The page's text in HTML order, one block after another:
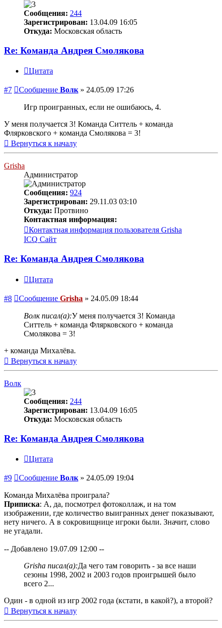
Сообщения: 244
Зарегистрирован: 13.04.09 16:05
Откуда: Московская область
Re: Команда Андрея Смолякова
Цитата
#7 Сообщение Волк » 24.05.09 17:26
Игр проигранных, если не ошибаюсь, 4.
У меня получается 3! Команда Ситтель + команда
Флярковского + команда Смолякова = 3!
Вернуться к началу
Grisha
Администратор
Сообщения: 924
Зарегистрирован: 29.11.03 03:10
Откуда: Протвино
Контактная информация:
Контактная информация пользователя Grisha
ICQ Сайт
Re: Команда Андрея Смолякова
Цитата
#8 Сообщение Grisha » 24.05.09 18:44
Волк писал(а):У меня получается 3! Команда
Ситтель + команда Флярковского + команда
Смолякова = 3!
+ команда Михалёва.
Вернуться к началу
Волк
Сообщения: 244
Зарегистрирован: 13.04.09 16:05
Откуда: Московская область
Re: Команда Андрея Смолякова
Цитата
#9 Сообщение Волк » 24.05.09 19:04
Команда Михалёва проиграла?
Приписка: А, да, посмотрел фотоколлаж, и на том
изображении, где количество выигранных денег показывают,
нету ничего. А в сокровищнице игроки были. Значит, слово
не угадали.
-- Добавлено 19.07.09 12:00 --
Grisha писал(а):Да чего там говорить - за все наши
сезоны 1998, 2002 и 2003 годов проигрышей было
всего 2...
Один - в одной из игр 2002 года (кстати, в какой?), а второй?
Вернуться к началу